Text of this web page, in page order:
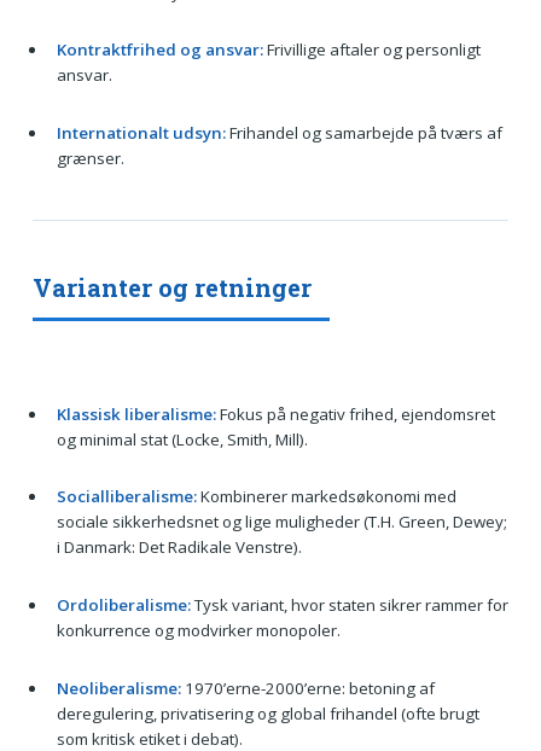
Kontraktfrihed og ansvar:Frivillige aftaler og personligt
ansvar.
Internationalt udsyn:Frihandel og samarbejde på tværs af
grænser.
Varianter og retninger
Klassisk liberalisme:Fokus på negativ frihed, ejendomsret
og minimal stat (Locke, Smith, Mill).
Socialliberalisme:Kombinerer markedsøkonomi med
sociale sikkerhedsnet og lige muligheder (T.H. Green, Dewey;
i Danmark: Det Radikale Venstre).
Ordoliberalisme:Tysk variant, hvor staten sikrer rammer for
konkurrence og modvirker monopoler.
Neoliberalisme:1970’erne-2000’erne: betoning af
deregulering, privatisering og global frihandel (ofte brugt
som kritisk etiket i debat).